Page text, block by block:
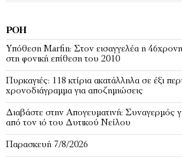
ΡΟΉ
Υπόθεση Marfin: Στον εισαγγελέα η
στη φονική επίθεση του 2010
Πυρκαγιές: 118 κτίρια ακατάλληλα σε έξι
χρονοδιάγραμμα για αποζημιώσεις
Διαβάστε στην Απογευματινή: Συναγερμός
από τον ιό του Δυτικού Νείλου
Παρασκευή 7/8/2026